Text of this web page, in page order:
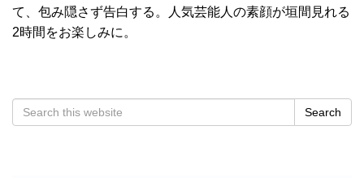
て、包み隠さず告白する。人気芸能人の素顔が垣間見れる
2時間をお楽しみに。
Search